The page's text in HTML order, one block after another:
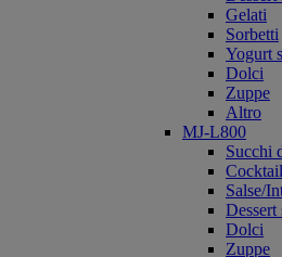
Gelati
Sorbetti
Yogurt
Dolci
Zuppe
Altro
MJ-L800
Succhi
Salse/
Dessert
Dolci
Zuppe